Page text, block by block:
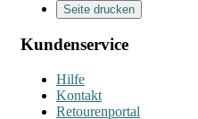
Seite drucken
Kundenservice
Hilfe
Kontakt
Retourenportal